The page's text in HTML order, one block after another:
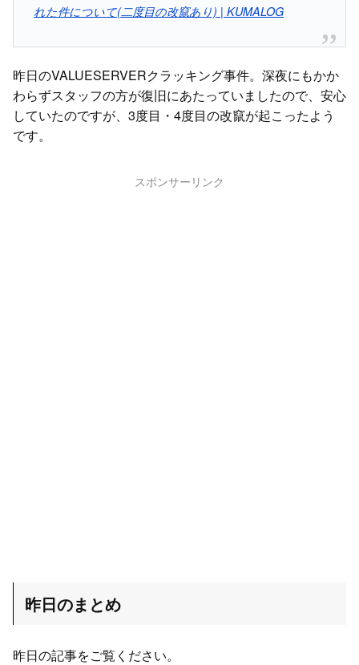
れた件について(二度目の改竄あり) | KUMALOG
昨日のVALUESERVERクラッキング事件。深夜にもかか
わらずスタッフの方が復旧にあたっていましたので、安心
していたのですが、3度目・4度目の改竄が起こったよう
です。
スポンサーリンク
昨日のまとめ
昨日の記事をご覧ください。